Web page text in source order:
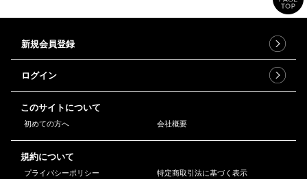
新規会員登録
ログイン
このサイトについて
初めての方へ 会社概要
規約について
プライバシーポリシー 特定商取引法に基づく表示